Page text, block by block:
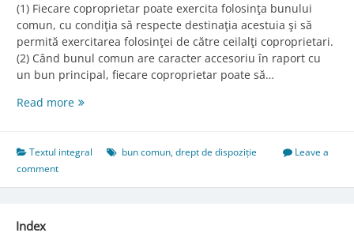
(1) Fiecare coproprietar poate exercita folosinţa bunului
comun, cu condiţia să respecte destinaţia acestuia şi să
permită exercitarea folosinţei de către ceilalţi coproprietari.
(2) Când bunul comun are caracter accesoriu în raport cu
un bun principal, fiecare coproprietar poate să…
Read moreArt.
juridic
Textul integral bun comun,drept de dispoziție
Leave a
comment
Index